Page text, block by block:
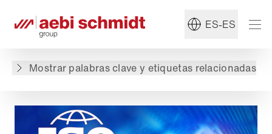
ES-ES
Mostrar palabras clave y etiquetas relacionadas
#Grupo